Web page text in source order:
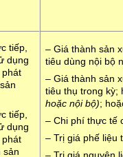
tiếp,
dụng
phát
tiếp,
dụng
phát
sản
– Giá thành sản
tiêu dùng nội bộ
– Giá thành sản
tiêu thụ trong kỳ;
hoặc nội bộ);
– Chi phí thực tế
– Trị giá phế liệu